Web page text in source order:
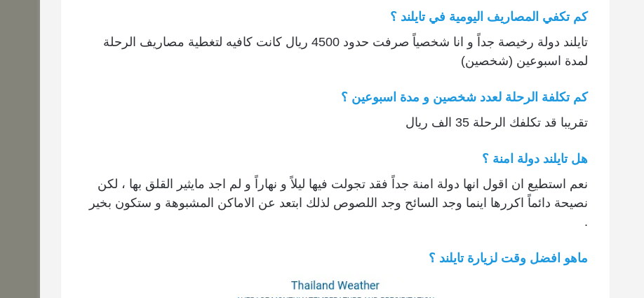
كم تكفي المصاريف اليومية في تايلند ؟
تايلند دولة رخيصة جداً و انا شخصياً صرفت حدود 4500 ريال كانت كافيه لتغطية مصاريف الرحلة
لمدة اسبوعين (شخصين)
كم تكلفة الرحلة لعدد شخصين و مدة اسبوعين ؟
تقريبا قد تكلفك الرحلة 35 الف ريال
هل تايلند دولة امنة ؟
نعم استطيع ان اقول انها دولة امنة جداً فقد تجولت فيها ليلاً و نهاراً و لم اجد مايثير القلق بها ، لكن
نصيحة دائماً اكررها اينما وجد السائح وجد اللصوص لذلك ابتعد عن الاماكن المشبوهة و ستكون بخير
.
ماهو افضل وقت لزيارة تايلند ؟